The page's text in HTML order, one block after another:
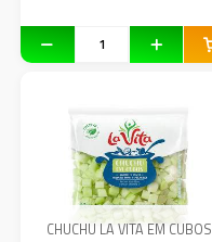
CHUCHU LA VITA EM CUBOS